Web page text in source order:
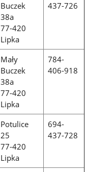
Buczek
38a
77-420
Lipka
437-726
Mały
Buczek
38a
77-420
Lipka
784-
406-918
Potulice
25
77-420
Lipka
694-
437-728